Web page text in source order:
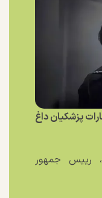
پزشکیان داغ
رییس جمهور